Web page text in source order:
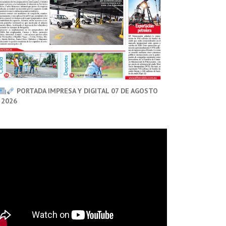
PORTADA IMPRESA Y DIGITAL 07 DE AGOSTO
2026